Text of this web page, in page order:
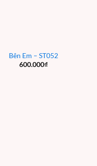
Bên Em – ST052
600.000₫